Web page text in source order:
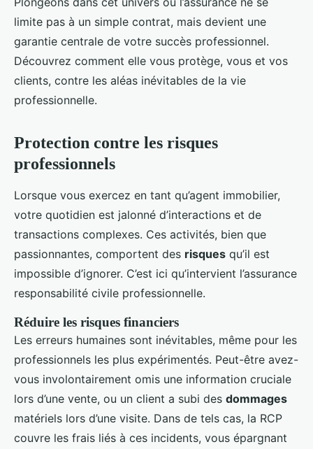
limite pas à un simple contrat, mais devient une
garantie centrale de votre succès professionnel.
Découvrez comment elle vous protège, vous et vos
clients, contre les aléas inévitables de la vie
professionnelle.
Protection contre les risques
professionnels
Lorsque vous exercez en tant qu’agent immobilier,
votre quotidien est jalonné d’interactions et de
transactions complexes. Ces activités, bien que
passionnantes, comportent des risques qu’il est
impossible d’ignorer. C’est ici qu’intervient l’assurance
responsabilité civile professionnelle.
Réduire les risques financiers
Les erreurs humaines sont inévitables, même pour les
professionnels les plus expérimentés. Peut-être avez-
vous involontairement omis une information cruciale
lors d’une vente, ou un client a subi des dommages
matériels lors d’une visite. Dans de tels cas, la RCP
couvre les frais liés à ces incidents, vous épargnant